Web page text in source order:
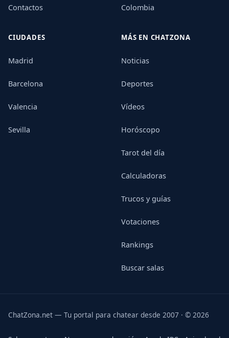
Contactos Colombia
CIUDADES
Madrid
Barcelona
Valencia
Sevilla
MÁS EN CHATZONA
Noticias
Deportes
Vídeos
Horóscopo
Tarot del día
Calculadoras
Trucos y guías
Votaciones
Rankings
Buscar salas
ChatZona.net — Tu portal para chatear desde 2007 · © 2026